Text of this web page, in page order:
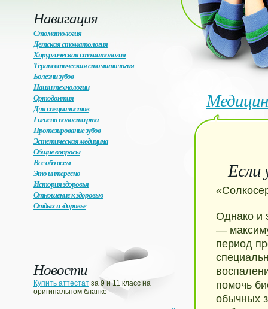
Навигация
Стоматология
Детская стоматология
Хирургическая стоматология
Терапевтическая стоматология
Болезни зубов
Наши технологии
Ортодонтия
Для специалистов
Гигиена полости рта
Протезирование зубов
Эстетическая медицина
Общие вопросы
Все обо всем
Это интересно
История здоровья
Отношение к здоровью
Отдых и здоровье
Новости
Купить аттестат за 9 и 11 класс на
оригинальном бланке
Если
Однако и
—
период
помочь
обычных